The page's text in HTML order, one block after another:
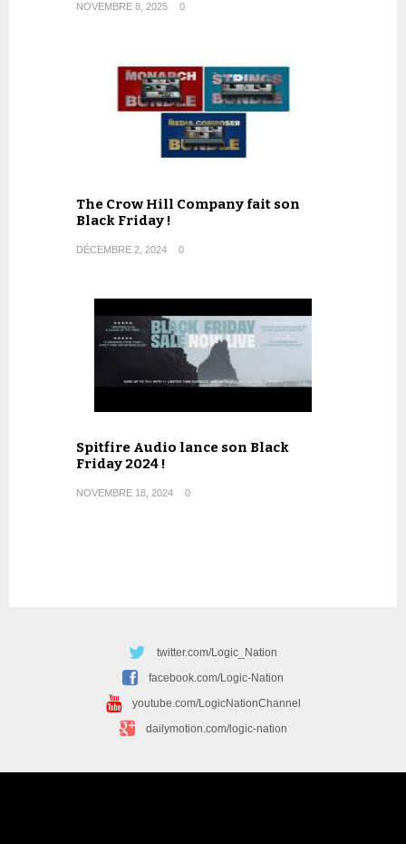
NOVEMBRE 8, 2025 0
The Crow Hill Company fait son
Black Friday !
DÉCEMBRE 2, 2024 0
Spitfire Audio lance son Black
Friday 2024 !
NOVEMBRE 18, 2024 0
twitter.com/Logic_Nation
facebook.com/Logic-Nation
youtube.com/LogicNationChannel
dailymotion.com/logic-nation